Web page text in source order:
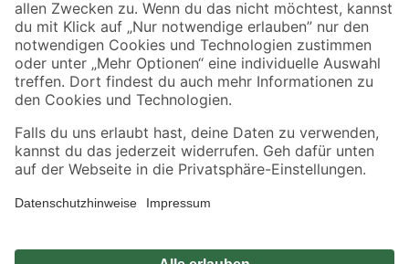
Jetzt die toom-App herunterladen
Alle Preisangaben in EUR inkl. gesetzl. MwSt.. Die dargestellten Angebote sind unter
Umständen nicht in allen Märkten verfügbar. Die angegebenen Verfügbarkeiten beziehen
Produkte nur solange der Vorrat reicht.
*Paketversand ab 59 € versandkostenfrei, gilt nicht für Artikel mit Speditionsversand, hier
Privatsphäre Impressum